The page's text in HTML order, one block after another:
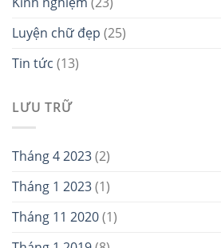
Luyện chữ đẹp (25)
Tin tức (13)
LƯU TRỮ
Tháng 4 2023(2)
Tháng 1 2023(1)
Tháng 11 2020(1)